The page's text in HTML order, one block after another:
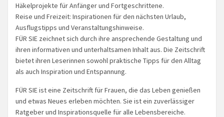
Häkelprojekte für Anfänger und Fortgeschrittene.
Reise und Freizeit: Inspirationen für den nächsten Urlaub,
Ausflugstipps und Veranstaltungshinweise.
FÜR SIE zeichnet sich durch ihre ansprechende Gestaltung und
ihren informativen und unterhaltsamen Inhalt aus. Die Zeitschrift
bietet ihren Leserinnen sowohl praktische Tipps für den Alltag
als auch Inspiration und Entspannung.
FÜR SIE ist eine Zeitschrift für Frauen, die das Leben genießen
und etwas Neues erleben möchten. Sie ist ein zuverlässiger
Ratgeber und Inspirationsquelle für alle Lebensbereiche.